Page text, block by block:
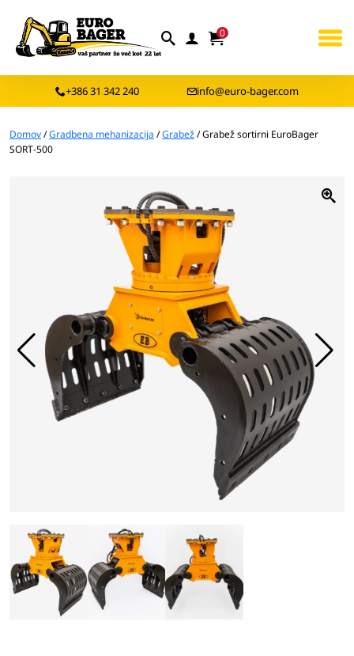
0
+386 31 342 240 info@euro-bager.com
Domov/Gradbena mehanizacija /Grabež/ Grabež sortirni EuroBager
SORT-500